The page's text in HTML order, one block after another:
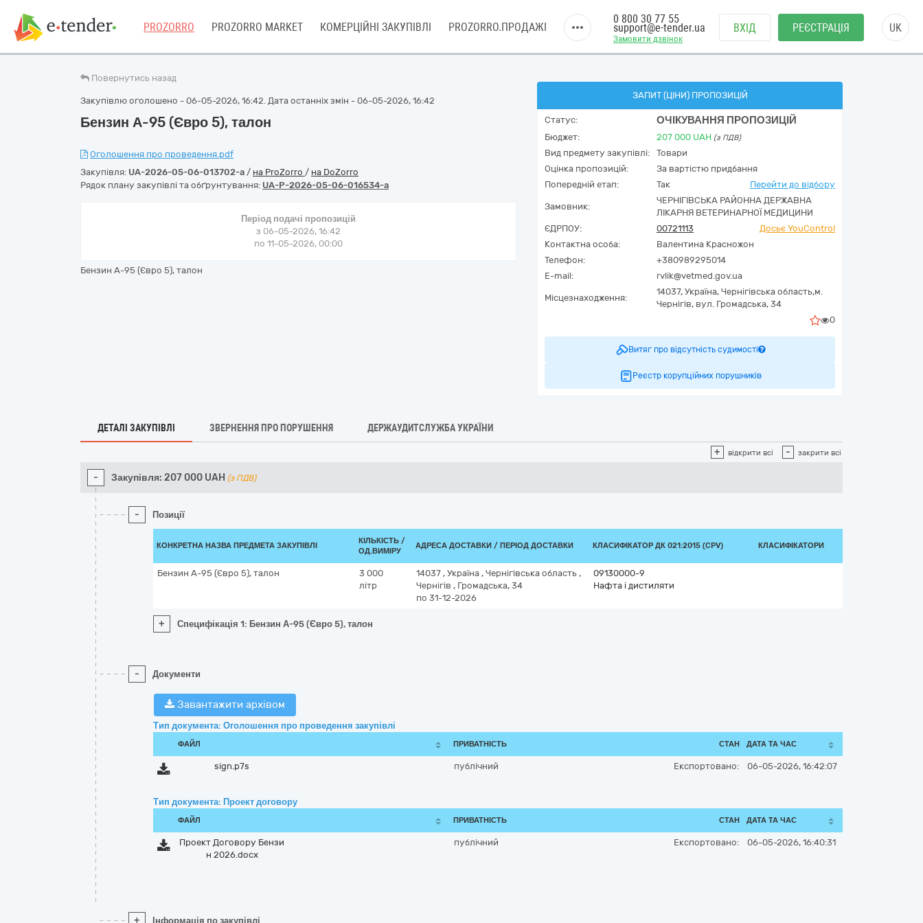
PROZORRO PROZORRO MARKET КОМЕРЦІЙНІ ЗАКУПІВЛІ PROZORRO.ПРОДАЖІ
Замовити дзвінок
0 800 30 77 55
support@e-tender.ua ВХІД РЕЄСТРАЦІЯ UK
Повернутись назад
Закупівлю оголошено - 06-05-2026, 16:42. Дата останніх змін - 06-05-2026, 16:42
Бензин А-95 (Євро 5), талон
Оголошення про проведення.pdf
Закупівля: UA-2026-05-06-013702-a / на ProZorro / на DoZorro
Рядок плану закупівлі та обґрунтування: UA-P-2026-05-06-016534-a
Період подачі пропозицій
з 06-05-2026, 16:42
по 11-05-2026, 00:00
Бензин А-95 (Євро 5), талон
ЗАПИТ (ЦІНИ) ПРОПОЗИЦІЙ
Статус: ОЧІКУВАННЯ ПРОПОЗИЦІЙ
Бюджет: 207 000 UAH (з ПДВ)
Вид предмету закупівлі:
Товари
Оцінка пропозицій:
За вартістю придбання
Попередній етап:
Так Перейти до відбору
Замовник:
ЧЕРНІГІВСЬКА РАЙОННА ДЕРЖАВНА
ЛІКАРНЯ ВЕТЕРИНАРНОЇ МЕДИЦИНИ
ЄДРПОУ:
00721113
Досьє YouControl
Контактна особа:
Валентина Красножон
Телефон:
+380989295014
E-mail:
rvlik@vetmed.gov.ua
Місцезнаходження:
14037, Україна, Чернігівська область,м.
Чернігів, вул. Громадська, 34
0
Витяг про відсутність судимості
Реєстр корупційних порушників
ДЕТАЛІ ЗАКУПІВЛІ ЗВЕРНЕННЯ ПРО ПОРУШЕННЯ ДЕРЖАУДИТСЛУЖБА УКРАЇНИ
+ відкрити всі - закрити всі
- Закупівля: 207 000 UAH (з ПДВ)
- Позиції
КОНКРЕТНА НАЗВА ПРЕДМЕТА ЗАКУПІВЛІ
КІЛЬКІСТЬ /
ОД.ВИМІРУ
АДРЕСА ДОСТАВКИ / ПЕРІОД ДОСТАВКИ КЛАСИФІКАТОР ДК 021:2015 (CPV) КЛАСИФІКАТОРИ
Бензин А-95 (Євро 5), талон
3 000
літр
14037 , Україна , Чернігівська область ,
Чернігів , Громадська, 34
по 31-12-2026
09130000-9
Нафта і дистиляти
+ Специфікація 1: Бензин А-95 (Євро 5), талон
- Документи
Завантажити архівом
Тип документа: Оголошення про проведення закупівлі
ФАЙЛ ПРИВАТНІСТЬ СТАН ДАТА ТА ЧАС
sign.p7s публічний Експортовано: 06-05-2026, 16:42:07
Тип документа: Проект договору
ФАЙЛ ПРИВАТНІСТЬ СТАН ДАТА ТА ЧАС
Проект Договору Бензи
н 2026.docx
публічний Експортовано: 06-05-2026, 16:40:31
+ Інформація по закупівлі